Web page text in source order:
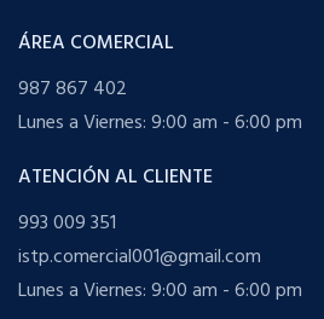
ÁREA COMERCIAL
987 867 402
Lunes a Viernes: 9:00 am - 6:00 pm
ATENCIÓN AL CLIENTE
993 009 351
istp.comercial001@gmail.com
Lunes a Viernes: 9:00 am - 6:00 pm